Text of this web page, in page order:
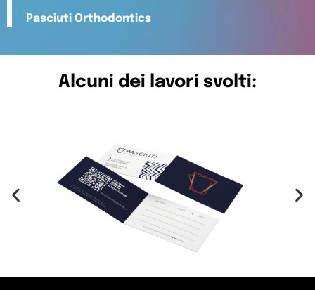
Pasciuti Orthodontics
Alcuni dei lavori svolti: